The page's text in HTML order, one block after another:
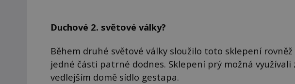
Duchové 2. světové války?
Během druhé světové války sloužilo toto sklepení
jedné části patrné dodnes. Sklepení prý možná
vedlejším domě sídlo gestapa.